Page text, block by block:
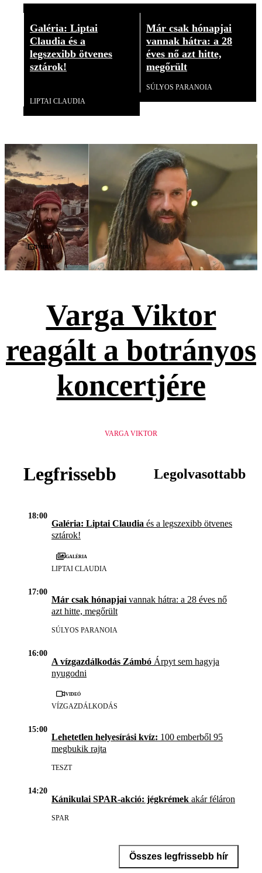
Galéria: Liptai
Claudia és a
legszexibb ötvenes
sztárok!
LIPTAI CLAUDIA
Már csak hónapjai
vannak hátra: a 28
éves nő azt hitte,
megőrült
SÚLYOS PARANOIA
Videó
Varga Viktor
reagált a botrányos
koncertjére
VARGA VIKTOR
Legfrissebb Legolvasottabb
18:00
Galéria: Liptai Claudia és a legszexibb ötvenes
sztárok!
Galéria
LIPTAI CLAUDIA
17:00
Már csak hónapjai vannak hátra: a 28 éves nő
azt hitte, megőrült
SÚLYOS PARANOIA
16:00
A vízgazdálkodás Zámbó Árpyt sem hagyja
nyugodni
Videó
VÍZGAZDÁLKODÁS
15:00
Lehetetlen helyesírási kvíz: 100 emberből 95
megbukik rajta
TESZT
14:20
Kánikulai SPAR-akció: jégkrémek akár féláron
SPAR
Összes legfrissebb hír